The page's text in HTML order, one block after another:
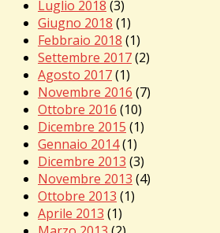
Luglio 2018 (3)
Giugno 2018 (1)
Febbraio 2018 (1)
Settembre 2017(2)
Agosto 2017(1)
Novembre 2016 (7)
Ottobre 2016 (10)
Dicembre 2015 (1)
Gennaio 2014(1)
Dicembre 2013 (3)
Novembre 2013 (4)
Ottobre 2013 (1)
Aprile 2013 (1)